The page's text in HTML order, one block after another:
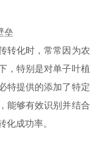
垒
转化时，常常因为农
，特别是对单子叶植
特提供的添加了特定
能够有效识别并结合
化成功率。